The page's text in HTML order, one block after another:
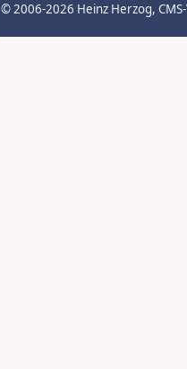
© 2006-2026 Heinz Herzog,